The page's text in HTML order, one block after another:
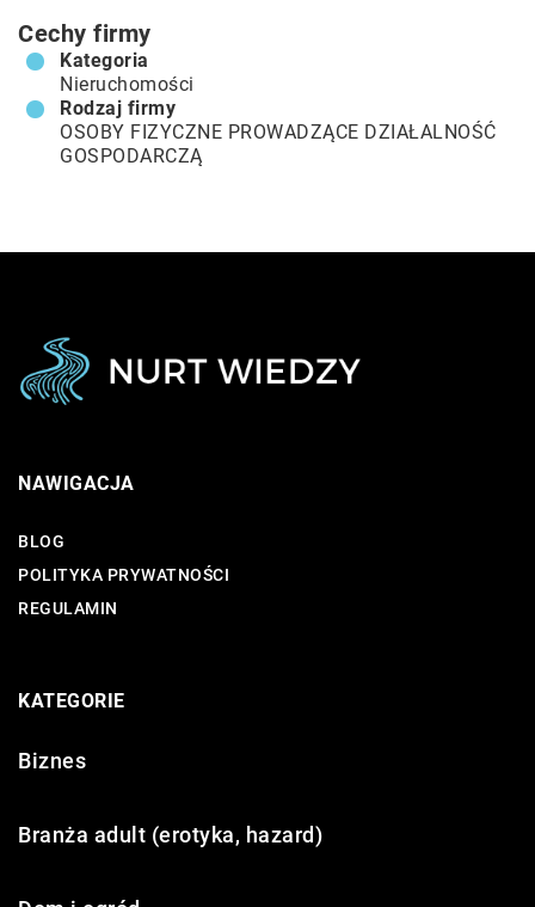
Cechy firmy
Kategoria
Nieruchomości
Rodzaj firmy
OSOBY FIZYCZNE PROWADZĄCE DZIAŁALNOŚĆ
GOSPODARCZĄ
NAWIGACJA
BLOG
POLITYKA PRYWATNOŚCI
REGULAMIN
KATEGORIE
Biznes
Branża adult (erotyka, hazard)